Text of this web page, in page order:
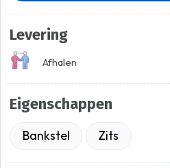
Levering
Afhalen
Eigenschappen
Bankstel Zits